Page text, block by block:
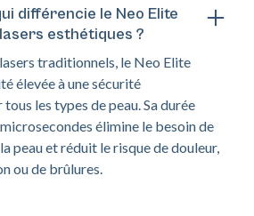
différencie le Neo Elite
esthétiques ?
traditionnels, le Neo Elite
élevée à une sécurité
les types de peau. Sa durée
élimine le besoin de
peau et réduit le risque de douleur,
ou de brûlures.